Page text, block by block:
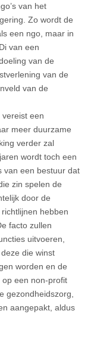
van het
Zo wordt de
een ngo, maar in
van een
van de
van de
van de
een
meer duurzame
verder zal
wordt toch een
van een bestuur dat
zin spelen de
door de
hebben
facto zullen
uitvoeren,
die winst
worden en de
een non-profit
gezondheidszorg,
aangepakt, aldus